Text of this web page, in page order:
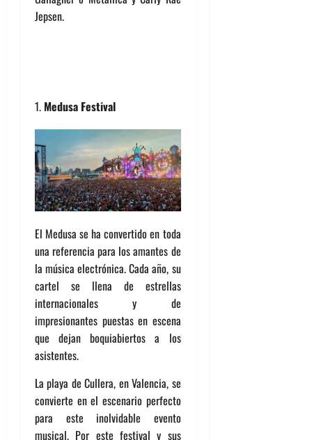
Jepsen.
Medusa Festival
El Medusa se ha convertido en toda
una referencia para los amantes de
la música electrónica. Cada año, su
cartel se llena de estrellas
internacionales y de
impresionantes puestas en escena
que dejan boquiabiertos a los
asistentes.
La playa de Cullera, en Valencia, se
convierte en el escenario perfecto
para este inolvidable evento
musical. Por este festival y sus